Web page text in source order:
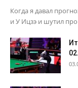
Когда я давал
и У Ицзэ и шутил